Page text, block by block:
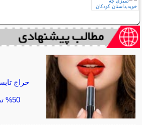
حراج
50% تخفیف لوازم آرایشی